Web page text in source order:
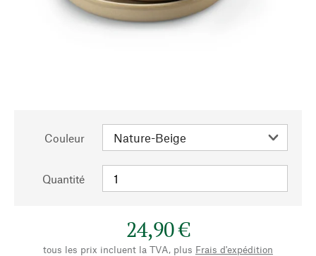
Couleur
Quantité
24,90 €
tous les prix incluent la TVA, plus Frais d'expédition